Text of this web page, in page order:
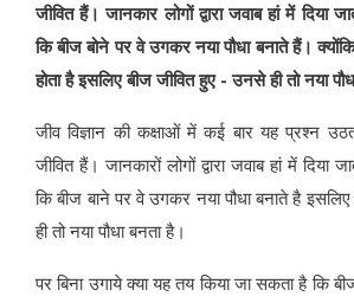
जीवित हैं। जानकार लोगों द्वारा जवाब हां में दिया
कि बीज बोने पर वे उगकर नया पौधा बनाते हैं।
होता है इसलिए बीज जीवित हुए - उनसे ही तो नया
जीव विज्ञान की कक्षाओं में कई बार यह प्रश्न
जीवित हैं। जानकारों लोगों द्वारा जवाब हां में दिया
कि बीज बाने पर वे उगकर नया पौधा बनाते है
ही तो नया पौधा बनता है।
पर बिना उगाये क्या यह तय किया जा सकता है कि